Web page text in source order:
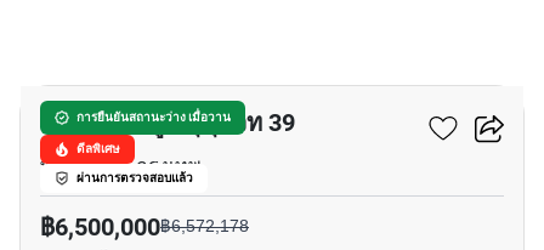
การยืนยันสถานะว่าง เมื่อวาน
ดีลพิเศษ
ผ่านการตรวจสอบแล้ว
ควินทารา ภูม สุขุมวิท 39
พร้อมพงษ์, กรุงเทพ
฿6,500,000฿6,572,178